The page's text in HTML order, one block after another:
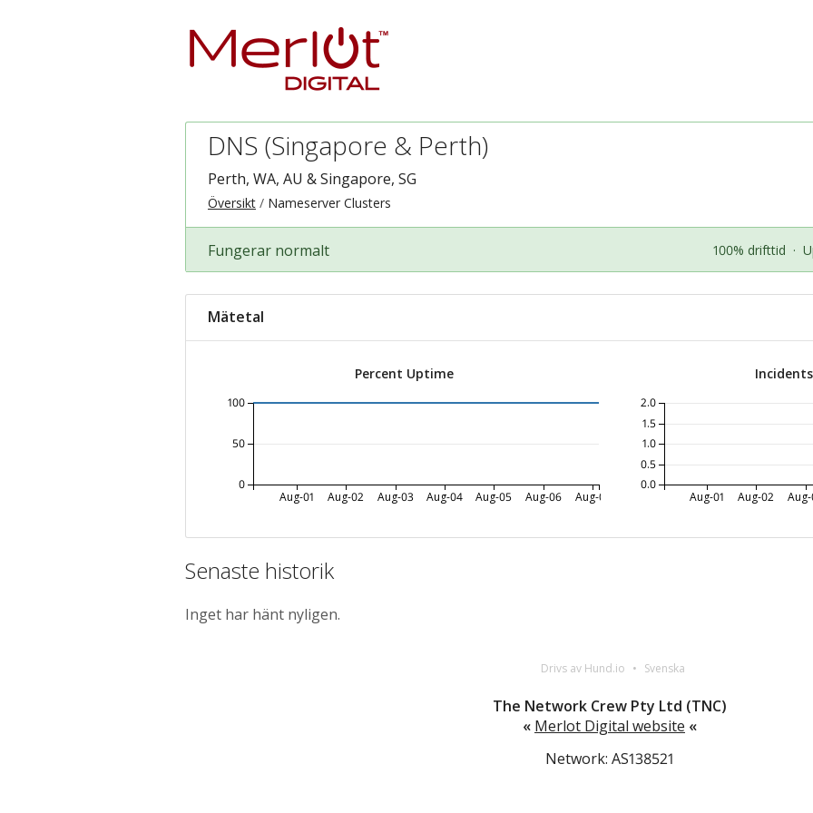
DNS (Singapore & Perth)
Perth, WA, AU & Singapore, SG
Översikt Nameserver Clusters
Fungerar normalt 100% drifttid ·
Mätetal
Percent Uptime
Aug-01 Aug-02 Aug-03 Aug-04 Aug-05 Aug-06 Aug-07
0
50
100
Aug-01 Aug-02
0.0
0.5
1.0
1.5
2.0
Senaste historik
Inget har hänt nyligen.
Drivs av Hund.io Svenska
The Network Crew Pty Ltd (TNC)
« Merlot Digital website «
Network: AS138521